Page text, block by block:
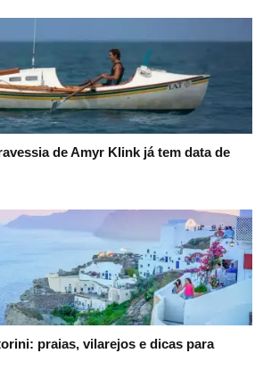
de Amyr Klink já tem data de
praias, vilarejos e dicas para